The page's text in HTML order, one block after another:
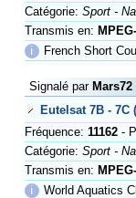
Catégorie: Sport -
Transmis en:
ℹ
French Short
Signalé par Mars72
Eutelsat 7B - 7C
Fréquence: 11162-
Catégorie: Sport -
Transmis en:
ℹ
World Aquatics